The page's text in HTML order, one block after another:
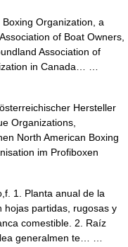
Organization, a
of Boat Owners,
Association of
in Canada… …
Hersteller
Organizations,
North American Boxing
im Profiboxen
1. Planta anual de la
hojas partidas, rugosas y
comestible. 2. Raíz
generalmen te… …